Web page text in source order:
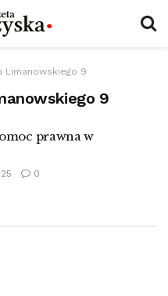
Limanowskiego 9
9
prawna w
0